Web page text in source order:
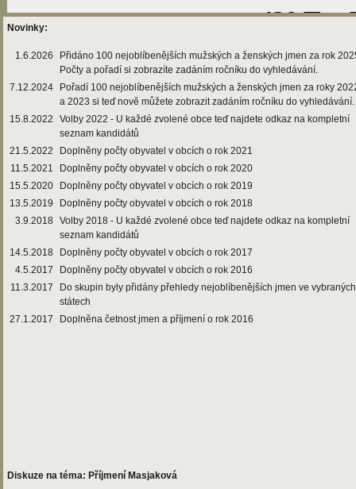
Novinky:
1.6.2026
Přidáno 100 nejoblíbenějších mužských a ženských jmen za rok
Počty a pořadí si zobrazíte zadáním ročníku do vyhledávání.
7.12.2024
Pořadí 100 nejoblíbenějších mužských a ženských jmen za roky
a 2023 si teď nově můžete zobrazit zadáním ročníku do vyhledávání.
15.8.2022
Volby 2022 - U každé zvolené obce teď najdete odkaz na kompletní
seznam kandidátů
21.5.2022
Doplněny počty obyvatel v obcích o rok 2021
11.5.2021
Doplněny počty obyvatel v obcích o rok 2020
15.5.2020
Doplněny počty obyvatel v obcích o rok 2019
13.5.2019
Doplněny počty obyvatel v obcích o rok 2018
3.9.2018 Volby 2018 - U každé zvolené obce teď najdete odkaz na kompletní
seznam kandidátů
14.5.2018
Doplněny počty obyvatel v obcích o rok 2017
4.5.2017
Doplněny počty obyvatel v obcích o rok 2016
11.3.2017
Do skupin byly přidány přehledy nejoblíbenějších jmen ve vybraných
státech
27.1.2017
Doplněna četnost jmen a příjmení o rok 2016
Diskuze na téma: Příjmení Masjaková